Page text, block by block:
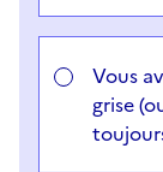
Vous
grise